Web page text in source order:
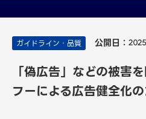
ガイドライン・品質 公開日：
「偽広告」などの被
フーによる広告健全化